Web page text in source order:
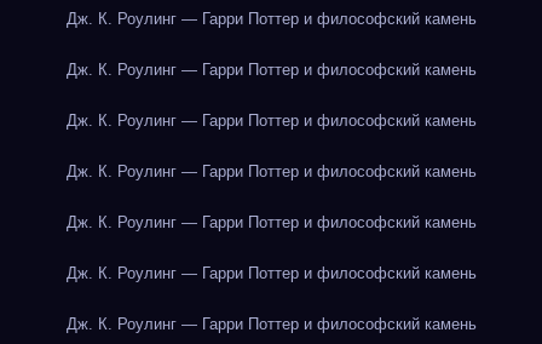
Дж. К. Роулинг — Гарри Поттер и философский камень
Дж. К. Роулинг — Гарри Поттер и философский камень
Дж. К. Роулинг — Гарри Поттер и философский камень
Дж. К. Роулинг — Гарри Поттер и философский камень
Дж. К. Роулинг — Гарри Поттер и философский камень
Дж. К. Роулинг — Гарри Поттер и философский камень
Дж. К. Роулинг — Гарри Поттер и философский камень